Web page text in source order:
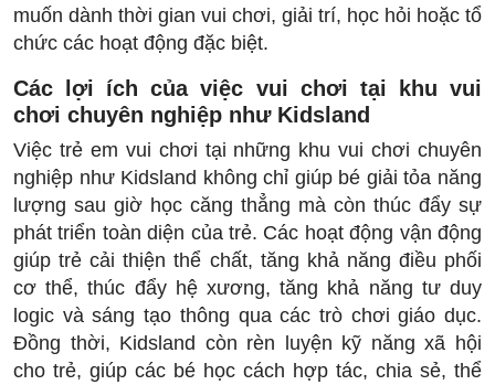
muốn dành thời gian vui chơi, giải trí, học hỏi hoặc tổ
chức các hoạt động đặc biệt.
Các lợi ích của việc vui chơi tại khu vui
chơi chuyên nghiệp như Kidsland
Việc trẻ em vui chơi tại những khu vui chơi chuyên
nghiệp như Kidsland không chỉ giúp bé giải tỏa năng
lượng sau giờ học căng thẳng mà còn thúc đẩy sự
phát triển toàn diện của trẻ. Các hoạt động vận động
giúp trẻ cải thiện thể chất, tăng khả năng điều phối
cơ thể, thúc đẩy hệ xương, tăng khả năng tư duy
logic và sáng tạo thông qua các trò chơi giáo dục.
Đồng thời, Kidsland còn rèn luyện kỹ năng xã hội
cho trẻ, giúp các bé học cách hợp tác, chia sẻ, thể